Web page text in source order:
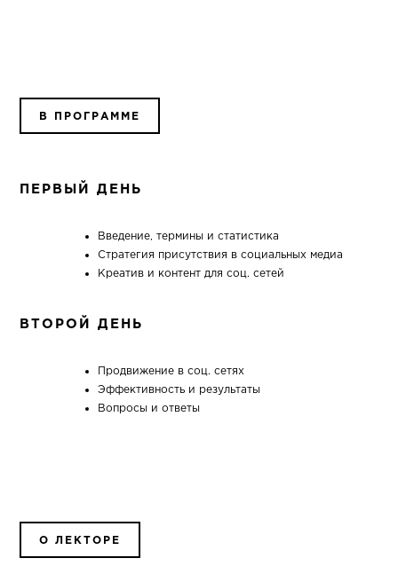
В ПРОГРАММЕ
ПЕРВЫЙ ДЕНЬ
Введение, термины и статистика
Стратегия присутствия в социальных медиа
Креатив и контент для соц. сетей
ВТОРОЙ ДЕНЬ
Продвижение в соц. сетях
Эффективность и результаты
Вопросы и ответы
О ЛЕКТОРЕ